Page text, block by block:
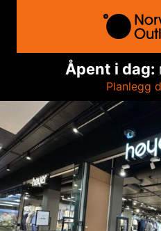
innholdet
Åpent i dag:
Planlegg